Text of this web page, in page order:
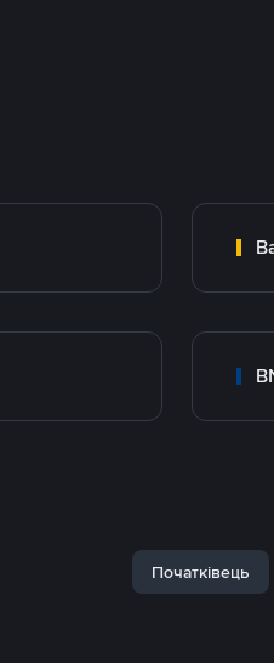
Початківець